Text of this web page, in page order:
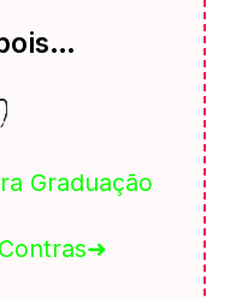
Graduação